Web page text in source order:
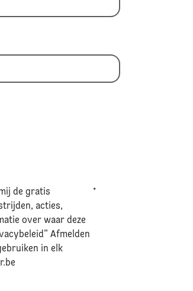
de gratis
acties,
over waar deze
Afmelden
in elk
*